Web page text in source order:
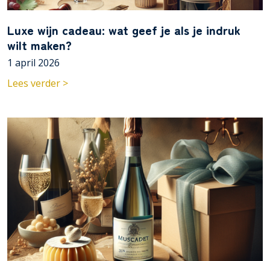
Luxe wijn cadeau: wat geef je als je indruk
wilt maken?
1 april 2026
Lees verder >